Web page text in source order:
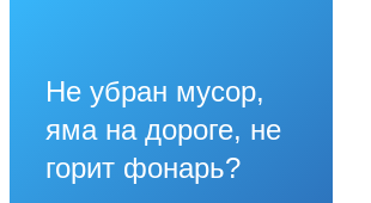
Не убран мусор,
яма на дороге, не
горит фонарь?